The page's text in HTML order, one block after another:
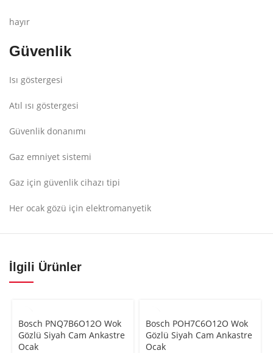
hayır
Güvenlik
Isı göstergesi
Atıl ısı göstergesi
Güvenlik donanımı
Gaz emniyet sistemi
Gaz için güvenlik cihazı tipi
Her ocak gözü için elektromanyetik
İlgili Ürünler
Bosch PNQ7B6O12O Wok
Gözlü Siyah Cam Ankastre
Ocak
Bosch POH7C6O12O Wok
Gözlü Siyah Cam Ankastre
Ocak